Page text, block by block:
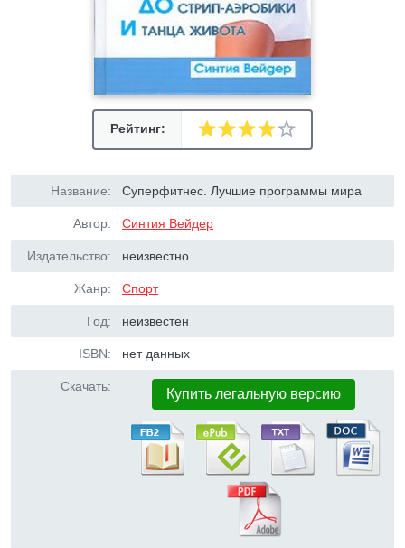
Рейтинг:
Название: Суперфитнес. Лучшие программы мира
Автор: Синтия Вейдер
Издательство: неизвестно
Жанр: Спорт
Год: неизвестен
ISBN: нет данных
Скачать: Купить легальную версию